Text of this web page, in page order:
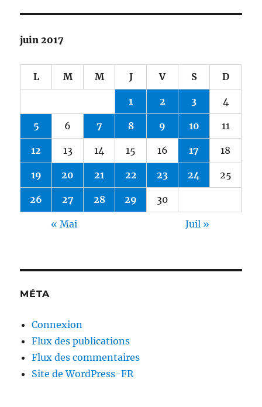
juin 2017
L M M J V S D
1 2 3 4
5 6 7 8 9 10 11
12 13 14 15 16 17 18
19 20 21 22 23 24 25
26 27 28 29 30
« Mai Juil »
MÉTA
Connexion
Flux des publications
Flux des commentaires
Site de WordPress-FR